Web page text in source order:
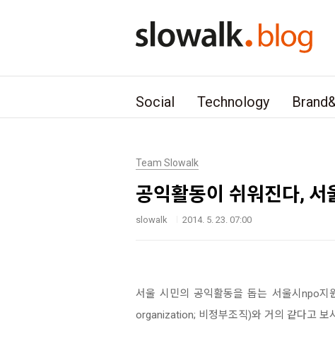
Social Technology
Team Slowalk
공익활동이 쉬워진다, 서
slowalk 2014. 5. 23. 07:00
서울 시민의 공익활동을 돕는 서울시npo
organization; 비정부조직)와 거의 같다고